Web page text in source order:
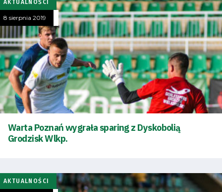
AKTUALNOŚCI
8 sierpnia 2019
Warta Poznań wygrała sparing z Dyskobolią
Grodzisk Wlkp.
AKTUALNOŚCI